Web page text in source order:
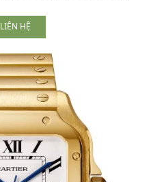
LIÊN HỆ